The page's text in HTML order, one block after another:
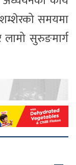
समयमा
सुरुङमार्ग